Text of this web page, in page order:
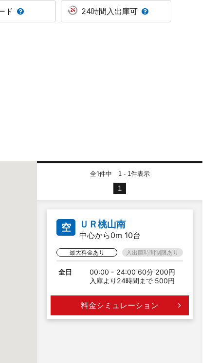
ド 24時間入出庫可
全1件中 1 - 1 件表示
1
空 ＵＲ桃山南
中心から0m 10台
最大料金あり 入出庫時間制限あり
全日
00:00 - 24:00 60分 200円
入庫より24時間まで 500円
料金シミュレーション